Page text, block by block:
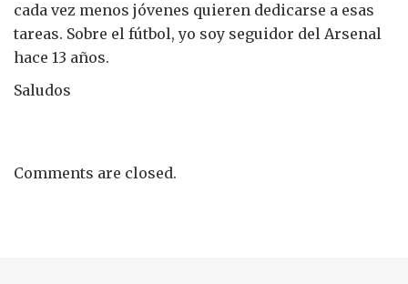
cada vez menos jóvenes quieren dedicarse a esas
tareas. Sobre el fútbol, yo soy seguidor del Arsenal
hace 13 años.
Saludos
Comments are closed.